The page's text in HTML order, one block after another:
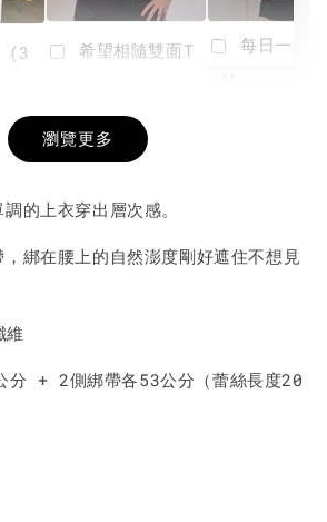
(3
+
希望相隨雙面T
NT$ 190
-
每日一笑
瀏覽更多
的上衣穿出層次感。
綁在腰上的自然澎度剛好遮住不想見
維
分 + 2側綁帶各53公分（蕾絲長度20